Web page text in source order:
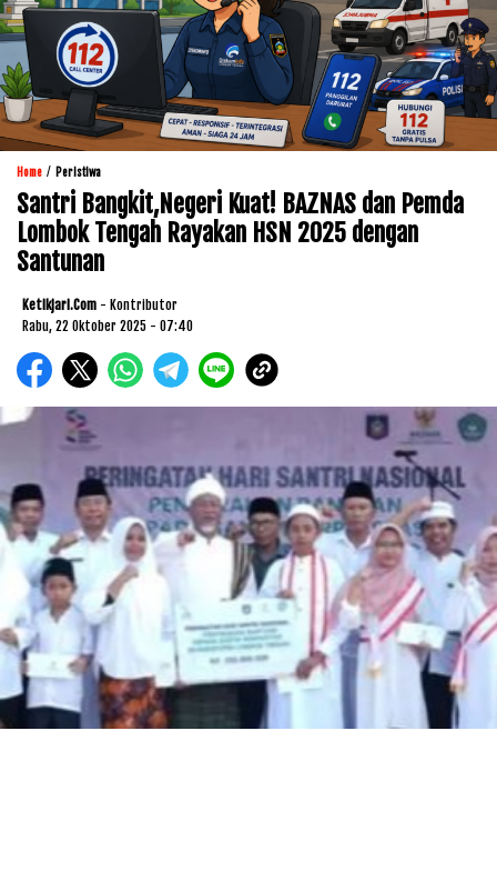
Home / Peristiwa
Santri Bangkit,Negeri Kuat! BAZNAS dan Pemda
Lombok Tengah Rayakan HSN 2025 dengan
Santunan
Ketikjari.com - Kontributor
Rabu, 22 Oktober 2025 - 07:40